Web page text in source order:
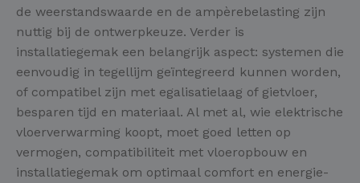
de weerstandswaarde en de ampèrebelasting zijn
nuttig bij de ontwerpkeuze. Verder is
installatiegemak een belangrijk aspect: systemen die
eenvoudig in tegellijm geïntegreerd kunnen worden,
of compatibel zijn met egalisatielaag of gietvloer,
besparen tijd en materiaal. Al met al, wie elektrische
vloerverwarming koopt, moet goed letten op
vermogen, compatibiliteit met vloeropbouw en
installatiegemak om optimaal comfort en energie-